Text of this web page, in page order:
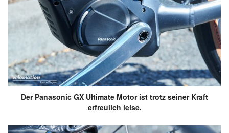
Der Panasonic GX Ultimate Motor ist trotz seiner Kraft
erfreulich leise.